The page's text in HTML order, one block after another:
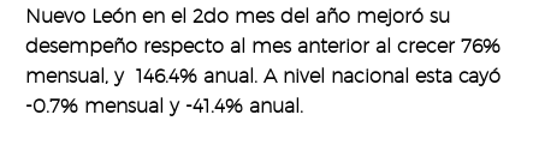
Nuevo León en el 2do mes del año mejoró su
desempeño respecto al mes anterior al crecer 76%
mensual, y 146.4% anual. A nivel nacional esta cayó
-0.7% mensual y -41.4% anual.